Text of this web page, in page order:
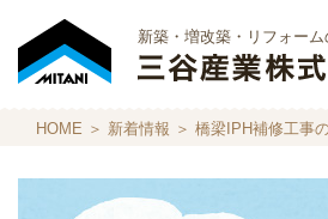
新築・増改築・リフォーム
HOME ＞ 新着情報 ＞ 橋梁IPH補修工事